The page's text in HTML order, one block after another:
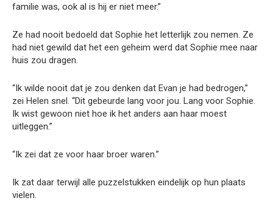
familie was, ook al is hij er niet meer.”
Ze had nooit bedoeld dat Sophie het letterlijk zou nemen. Ze
had niet gewild dat het een geheim werd dat Sophie mee naar
huis zou dragen.
“Ik wilde nooit dat je zou denken dat Evan je had bedrogen,”
zei Helen snel. “Dit gebeurde lang voor jou. Lang voor Sophie.
Ik wist gewoon niet hoe ik het anders aan haar moest
uitleggen.”
“Ik zei dat ze voor haar broer waren.”
Ik zat daar terwijl alle puzzelstukken eindelijk op hun plaats
vielen.